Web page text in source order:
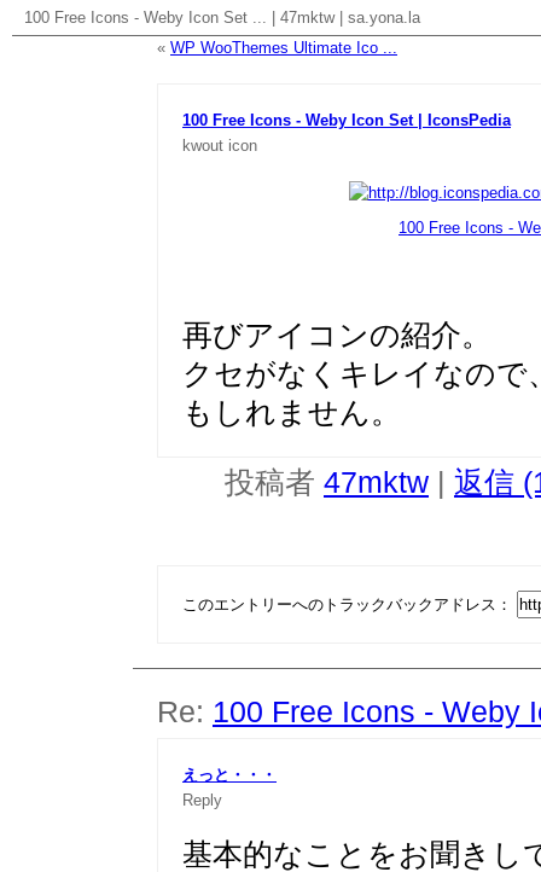
100 Free Icons - Weby Icon Set ... 47mktw| sa.yona.la
« WP WooThemes Ultimate Ico ...
100 Free Icons - Weby Icon Set | IconsPedia
kwout icon
100 Free Icons -
再びアイコンの紹介。
クセがなくキレイなので
もしれません。
投稿者 47mktw 返信
このエントリーへのトラックバックアドレス：
Re: 100 Free Icons - Weby
えっと・・・
Reply
基本的なことをお聞きし